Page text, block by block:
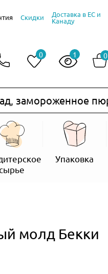
0
0 1
Скидки Доставка в ЕС и
Канаду
пюре,
Упаковка
молд Бекки